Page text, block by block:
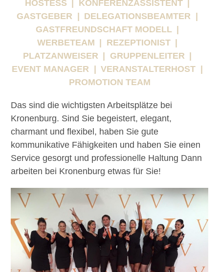
HOSTESS
KONFERENZASSISTENT
GASTGEBER
DELEGATIONSBEAMTER
GASTFREUNDSCHAFT MODELL
WERBETEAM
REZEPTIONIST
PLATZANWEISER
GRUPPENLEITER
EVENT MANAGER
VERANSTALTERHOST
PROMOTION TEAM
Das sind die wichtigsten Arbeitsplätze bei
Kronenburg. Sind Sie begeistert, elegant,
charmant und flexibel, haben Sie gute
kommunikative Fähigkeiten und haben Sie einen
Service gesorgt und professionelle Haltung Dann
arbeiten bei Kronenburg etwas für Sie!